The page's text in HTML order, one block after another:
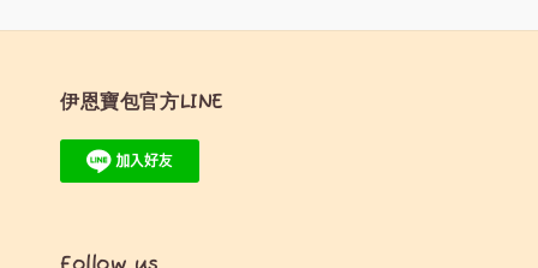
伊恩寶包官方LINE